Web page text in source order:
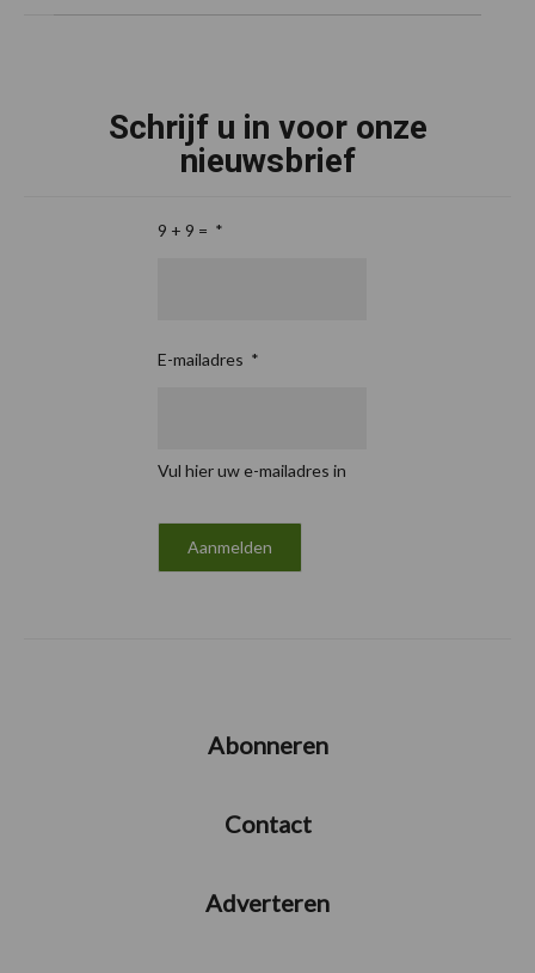
Schrijf u in voor onze
nieuwsbrief
9 + 9 = *
E-mailadres *
Vul hier uw e-mailadres in
Abonneren
Contact
Adverteren